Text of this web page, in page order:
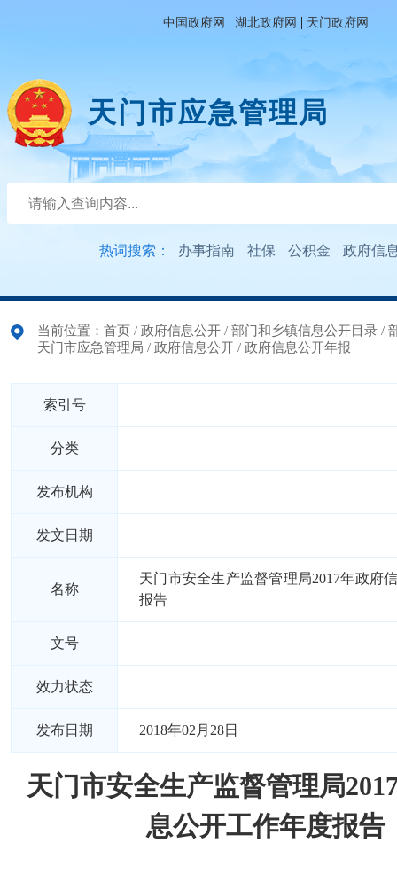
中国政府网 | 湖北政府网 | 天门政府网
天门市应急管理局
热词搜索： 办事指南 社保 公积金 政府信
当前位置： 首页 / 政府信息公开 / 部门和乡镇信息公开目录 /
天门市应急管理局 / 政府信息公开 / 政府信息公开年报
索引号
分类
发布机构
发文日期
名称
天门市安全生产监督管理局2017年政府
报告
文号
效力状态
发布日期 2018年02月28日
天门市安全生产监督管理局
息公开工作年度报告